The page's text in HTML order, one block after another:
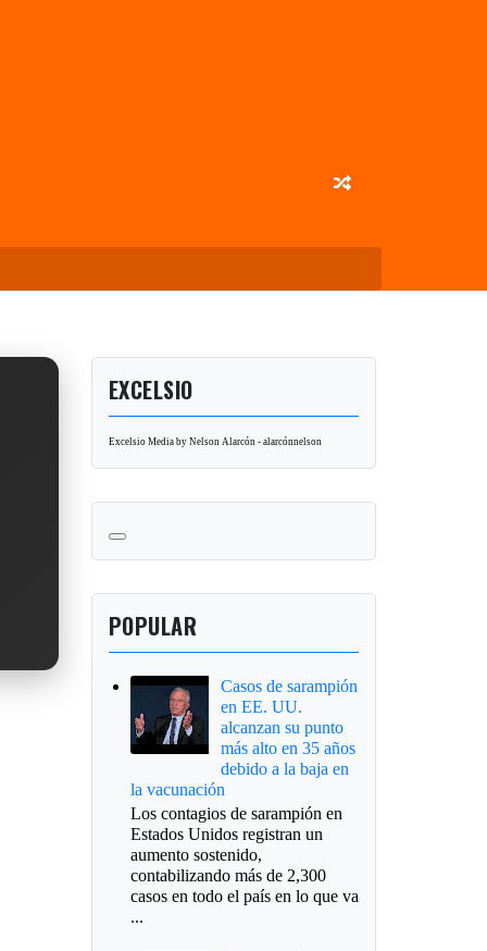
EXCELSIO
Excelsio Media by Nelson Alarcón - alarcónnelson
POPULAR
Casos de sarampión
en EE. UU.
alcanzan su punto
más alto en 35 años
debido a la baja en
la vacunación
Los contagios de sarampión en
Estados Unidos registran un
aumento sostenido,
contabilizando más de 2,300
casos en todo el país en lo que va
...